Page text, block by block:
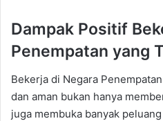
Dampak Positif
Penempatan yang
Bekerja di Negara
dan aman bukan hanya
juga membuka banyak